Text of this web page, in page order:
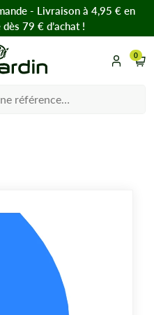
- Livraison à 4,95 € en
79 € d’achat !
0